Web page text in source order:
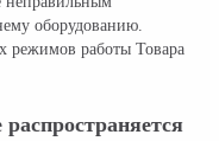
оборудованию.
режимов работы Товара